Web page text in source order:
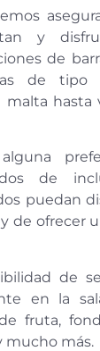
y
de
de tipo
hasta
de
puedan
de ofrecer
de
en la
fruta,
mucho más.